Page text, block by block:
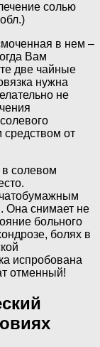
солью
в нем –
Вам
две чайные
нужна
не
средством от
солевом
Она снимает не
больного
болях в
испробована
отменный!